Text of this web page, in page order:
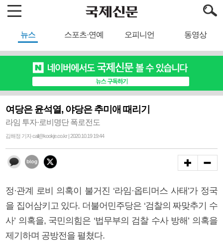
뉴스 스포츠·연예 오피니언 동영상
여당은 윤석열, 야당은 추미애 때리기
라임 투자·로비명단 폭로전도
김해정 기자 call@kookje.co.kr | 2020.10.19 19:44
정·관계 로비 의혹이 불거진 ‘라임·옵티머스 사태’가 정국
을 집어삼키고 있다. 더불어민주당은 ‘검찰의 짜맞추기 수
사’ 의혹을, 국민의힘은 ‘법무부의 검찰 수사 방해’ 의혹을
제기하며 공방전을 펼쳤다.